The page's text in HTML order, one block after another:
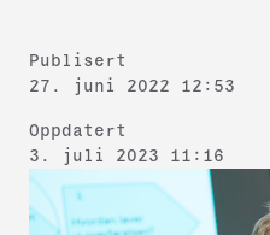
Publisert
27. juni 2022 12:53
Oppdatert
3. juli 2023 11:16